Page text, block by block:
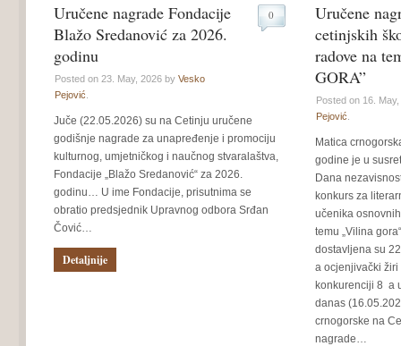
Uručene nagrade Fondacije
Blažo Sredanović za 2026.
godinu
Posted on 23. May, 2026 by Vesko
Pejović
0
Juče (22.05.2026) su na Cetinju uručene
godišnje nagrade za unapređenje i promociju
kulturnog, umjetničkog i naučnog stvaralaštva,
Fondacije „Blažo Sredanović“ za 2026.
godinu… U ime Fondacije, prisutnima se
obratio predsjednik Upravnog odbora Srđan
Čović…
Detaljnije
Uručene
cetinjskih
radove na
GORA”
Posted on 16.
Pejović
Matica
godine je u
Dana
konkurs za
učenika
temu „Vilina
dostavljena su
a ocjenjivački
konkurenciji 8 a
danas
crnogorske na
nagrade…